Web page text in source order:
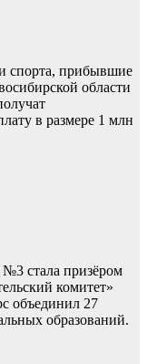
спорта, прибывшие
области
в размере 1 млн
стала призёром
комитет»
объединил 27
образований.